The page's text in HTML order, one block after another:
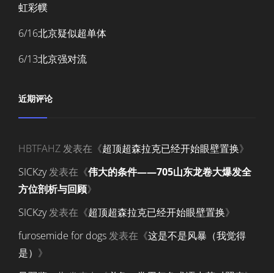
虹彩幞
6/16北京疑似超单体
6/13北京强对流
近期评论
HBTFAHZ发表在《超顶超森拉克已经开始眼壁置换》
SICKzy发表在《伟大的条件——705山东龙卷大爆发全
方位剖析与回顾》
SICKzy发表在《超顶超森拉克已经开始眼壁置换》
furosemide for dogs发表在《这是不是风暴（我觉得
是） 》